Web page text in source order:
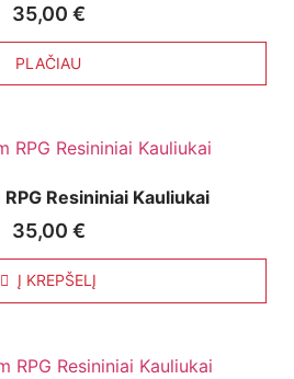
35,00 €
PLAČIAU
Resininiai Kauliukai
35,00 €
Į KREPŠELĮ